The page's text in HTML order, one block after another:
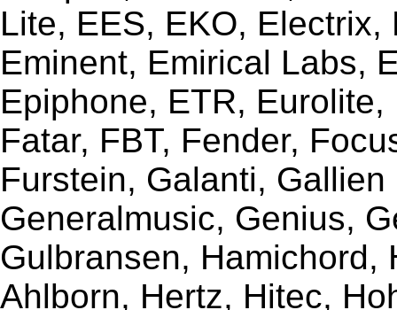
Lite, EES, EKO,
Eminent, Emirical Labs,
Epiphone, ETR,
Fatar, FBT, Fender,
Furstein, Galanti,
Generalmusic, Genius,
Gulbransen, Hamichord,
Ahlborn, Hertz, Hitec,